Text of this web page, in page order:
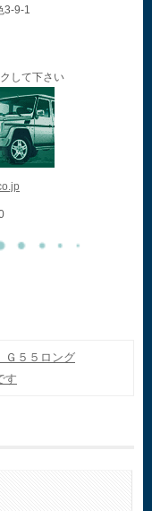
3-9-1
して下さい
５５ロング
す